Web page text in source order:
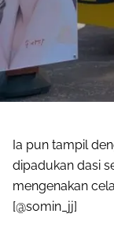
Ia pun tampil
dipadukan dasi
mengenakan
[@somin_jj]